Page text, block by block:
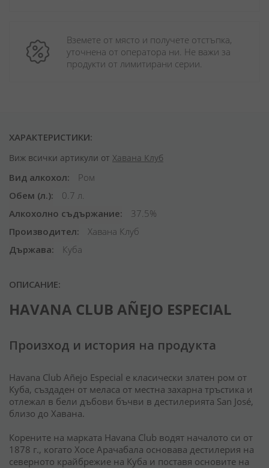
Вземете от място и получете отстъпка,
уточнена от оператора ни. Не важи за
продукти от лимитирани серии.
ХАРАКТЕРИСТИКИ:
Виж всички артикули от Хавана Клуб
Вид алкохол
Ром
Обем (л.)
0.7 л.
Алкохолно съдържание
37.5%
Производител
Хавана Клуб
Държава
Куба
ОПИСАНИЕ:
HAVANA CLUB AÑEJO ESPECIAL
Произход и история на продукта
Havana Club Añejo Especial е класически златен ром от
Куба, създаден от меласа от местна захарна тръстика и
отлежал в бели дъбови бъчви в дестилерията San José,
близо до Хавана.
Корените на марката Havana Club водят началото си от
1878 г., когато Хосе Арачабала основава дестилерия на
северното крайбрежие на Куба и поставя основите на